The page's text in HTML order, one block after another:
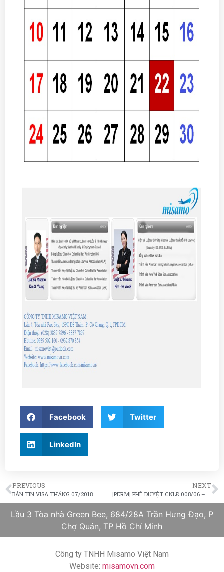
Facebook Twitter
LinkedIn
PREVIOUS
BẢN TIN VISA THÁNG 07/2018
NEXT
[PERM] PHÊ DUYỆT CNLĐ 008/06 – 15/06/2018
Lầu 3 Tòa nhà Green Bee, 684/28A Trần Hưng Đạo, P
Chợ Quán, TP Hồ Chí Minh
Công ty TNHH Misamo Việt Nam
Website: misamovn.com